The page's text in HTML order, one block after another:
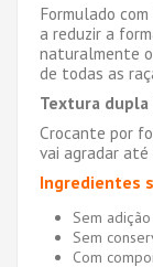
Formulado com
a reduzir a
naturalmente
de todas as
Textura
Crocante por
vai agradar
Ingredientes
Sem
Sem
Com